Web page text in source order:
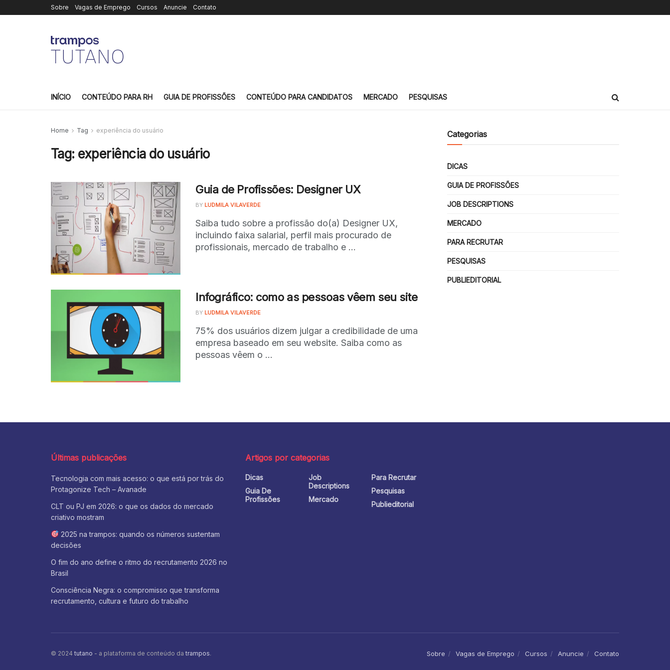
Sobre Vagas de Emprego Cursos Anuncie Contato
INÍCIO CONTEÚDO PARA RH GUIA DE PROFISSÕES CONTEÚDO PARA CANDIDATOS MERCADO PESQUISAS
Home Tag experiência do usuário
Tag: experiência do usuário
Guia de Profissões: Designer UX
BY LUDMILA VILAVERDE
Saiba tudo sobre a profissão do(a) Designer UX,
incluindo faixa salarial, perfil mais procurado de
profissionais, mercado de trabalho e ...
Infográfico: como as pessoas vêem seu site
BY LUDMILA VILAVERDE
75% dos usuários dizem julgar a credibilidade de uma
empresa baseado em seu website. Saiba como as
pessoas vêem o ...
Categorias
DICAS
GUIA DE PROFISSÕES
JOB DESCRIPTIONS
MERCADO
PARA RECRUTAR
PESQUISAS
PUBLIEDITORIAL
Últimas publicações
Tecnologia com mais acesso: o que está por trás do
Protagonize Tech – Avanade
CLT ou PJ em 2026: o que os dados do mercado
criativo mostram
2025 na trampos: quando os números sustentam
decisões
O fim do ano define o ritmo do recrutamento 2026 no
Brasil
Consciência Negra: o compromisso que transforma
recrutamento, cultura e futuro do trabalho
Artigos por categorias
Dicas
Guia De
Profissões
Job
Descriptions
Mercado
Para Recrutar
Pesquisas
Publieditorial
Sobre Vagas de Emprego Cursos Anuncie Contato
© 2024 tutano - a plataforma de conteúdo da trampos.